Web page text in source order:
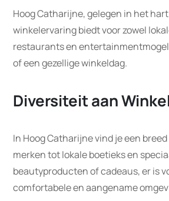
Hoog Catharijne, gelegen in het
winkelervaring biedt voor zowel
restaurants en
of een gezellige winkeldag.
Diversiteit aan
In Hoog Catharijne vind je een
merken tot lokale boetieks en
beautyproducten of cadeaus, er is
comfortabele en aangename